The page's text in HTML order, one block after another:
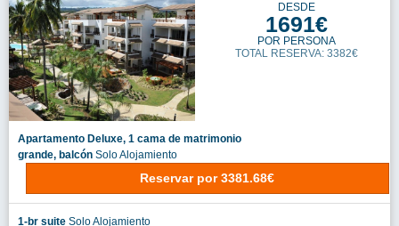
DESDE
1691€
POR PERSONA
TOTAL RESERVA: 3382€
Apartamento Deluxe, 1 cama de matrimonio
grande, balcón Solo Alojamiento
Reservar por 3381.68€
1-br suite Solo Alojamiento